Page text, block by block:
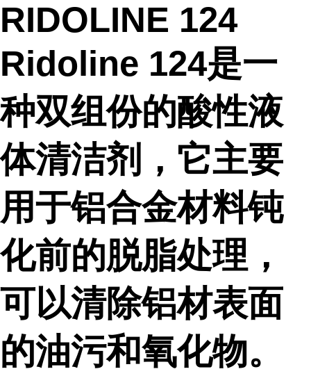
RIDOLINE 124
Ridoline 124是一
种双组份的酸性液
体清洁剂，它主要
用于铝合金材料钝
化前的脱脂处理，
可以清除铝材表面
的油污和氧化物。